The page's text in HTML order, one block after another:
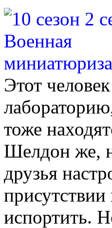
Этот
тоже
Шелдон же,
друзья
испортить.